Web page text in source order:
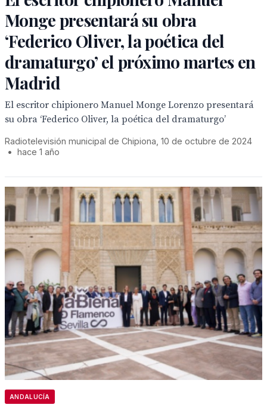
Monge presentará su obra
‘Federico Oliver, la poética del
dramaturgo’ el próximo martes en
Madrid
El escritor chipionero Manuel Monge Lorenzo presentará
su obra ‘Federico Oliver, la poética del dramaturgo’
Radiotelevisión municipal de Chipiona, 10 de octubre de 2024
• hace 1 año
ANDALUCÍA